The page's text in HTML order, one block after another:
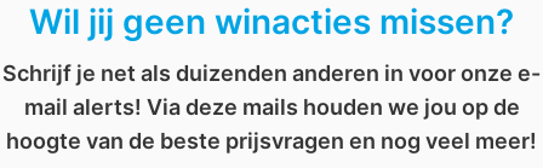
Wil jij geen winacties missen?
Schrijf je net als duizenden anderen in voor onze e-
mail alerts! Via deze mails houden we jou op de
hoogte van de beste prijsvragen en nog veel meer!